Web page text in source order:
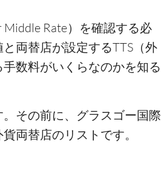
Rate）を確認する必
両替店が設定するTTS（外
数料がいくらなのかを知る
その前に、グラスゴー国際
両替店のリストです。